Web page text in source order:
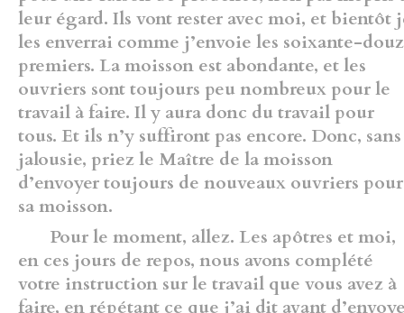
leur égard. Ils vont rester avec moi, et bientôt
les enverrai comme j’envoie les soixante-
premiers. La moisson est abondante, et les
ouvriers sont toujours peu nombreux pour le
travail à faire. Il y aura donc du travail pour
tous. Et ils n’y suffiront pas encore. Donc, sans
jalousie, priez le Maître de la moisson
d’envoyer toujours de nouveaux ouvriers pour
sa moisson.
Pour le moment, allez. Les apôtres et moi,
en ces jours de repos, nous avons complété
votre instruction sur le travail que vous avez à
faire, en répétant ce que j’ai dit avant